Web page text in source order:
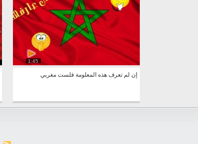
1:45
إن لم تعرف هذه المعلومة فلست مغربي